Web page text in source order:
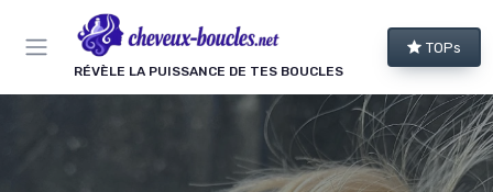
RÉVÈLE LA PUISSANCE DE TES BOUCLES
TOPs
Panneau de gestion des cookies